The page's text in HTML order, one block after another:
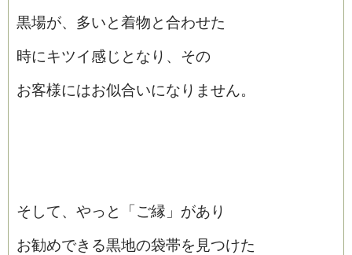
黒場が、多いと着物と合わせた
時にキツイ感じとなり、その
お客様にはお似合いになりません。
そして、やっと「ご縁」があり
お勧めできる黒地の袋帯を見つけた